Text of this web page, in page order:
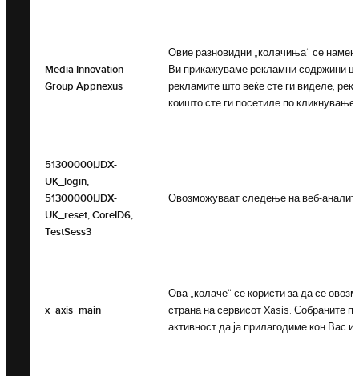
Media Innovation
Group Appnexus
Овие разновидни „колачиња“ се
Ви прикажуваме рекламни содржини
рекламите што веќе сте ги виделе,
коишто сте ги посетиле по
51300000|JDX-
UK_login,
51300000|JDX-
UK_reset, CoreID6,
TestSess3
Овозможуваат следење на веб-
x_axis_main
Ова „колаче“ се користи за да се
страна на сервисот Xasis. Собраните
активност да ја прилагодиме кон Вас